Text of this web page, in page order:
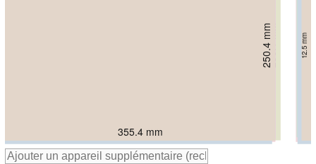
362.2 mm
250.1 mm 16.99 mm
355.3 mm
252 mm 20 mm
355 mm
246 mm 19 mm
355.7 mm
248.1 mm 16.8 mm
354 mm
242 mm 16.8 mm
351 mm
254.9 mm 17.8 mm
355.4 mm
250.4 mm 12.5 mm